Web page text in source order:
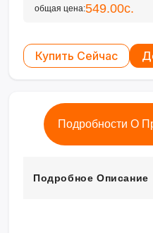
общая цена:549.00с.
Купить Сейчас
Подробности О
Подробное Описание